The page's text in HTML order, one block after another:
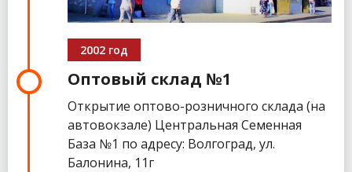
2002 год
Оптовый склад №1
Открытие оптово-розничного склада (на
автовокзале) Центральная Семенная
База №1 по адресу: Волгоград, ул.
Балонина, 11г